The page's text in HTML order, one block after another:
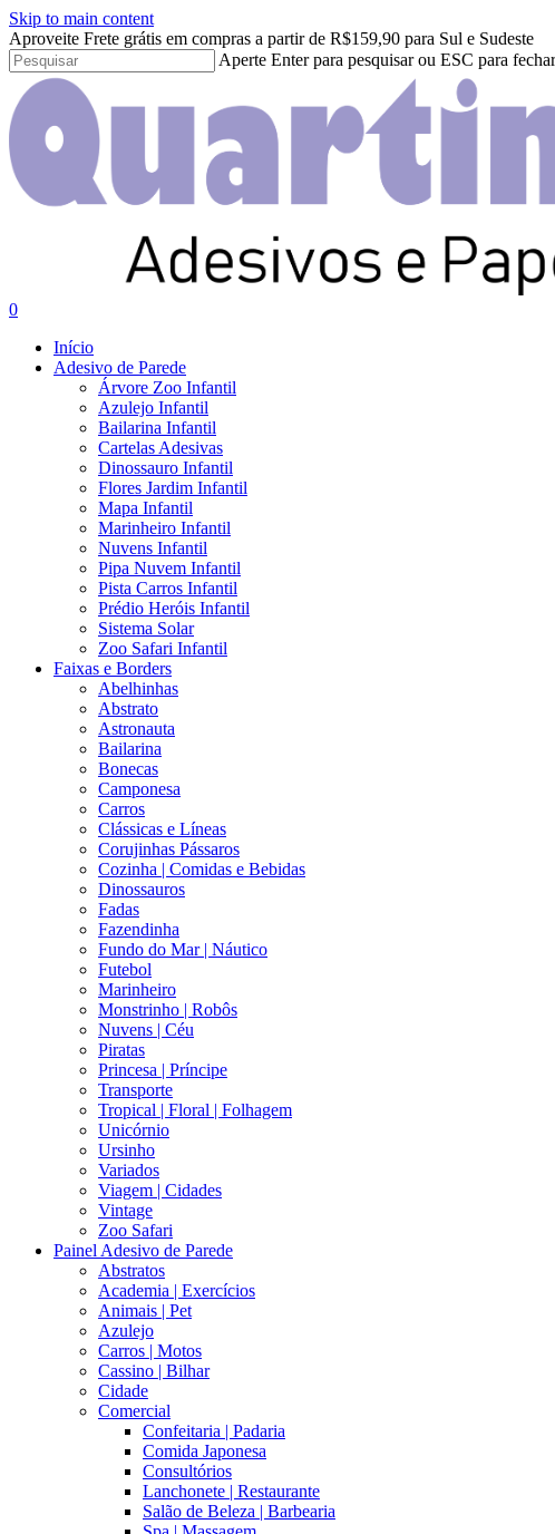
Skip to main content
Aproveite Frete grátis em compras a partir de R$159,90 para Sul e Sudeste
Aperte Enter para pesquisar ou ESC para fechar
Close
Search
search
account
0
Início
Adesivo de Parede
Árvore Zoo Infantil
Azulejo Infantil
Bailarina Infantil
Cartelas Adesivas
Dinossauro Infantil
Flores Jardim Infantil
Mapa Infantil
Marinheiro Infantil
Nuvens Infantil
Pipa Nuvem Infantil
Pista Carros Infantil
Prédio Heróis Infantil
Sistema Solar
Zoo Safari Infantil
Faixas e Borders
Abelhinhas
Abstrato
Astronauta
Bailarina
Bonecas
Camponesa
Carros
Clássicas e Líneas
Corujinhas Pássaros
Cozinha | Comidas e Bebidas
Dinossauros
Fadas
Fazendinha
Fundo do Mar | Náutico
Futebol
Marinheiro
Monstrinho | Robôs
Nuvens | Céu
Piratas
Princesa | Príncipe
Transporte
Tropical | Floral | Folhagem
Unicórnio
Ursinho
Variados
Viagem | Cidades
Vintage
Zoo Safari
Painel Adesivo de Parede
Abstratos
Academia | Exercícios
Animais | Pet
Azulejo
Carros | Motos
Cassino | Bilhar
Cidade
Comercial
Confeitaria | Padaria
Comida Japonesa
Consultórios
Lanchonete | Restaurante
Salão de Beleza | Barbearia